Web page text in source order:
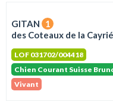
GITAN
1
des Coteaux de la Cayrié
LOF 031702/004418
Chien Courant Suisse
Vivant